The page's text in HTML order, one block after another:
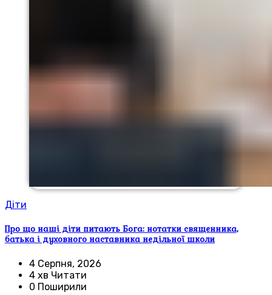
Діти
Про що наші діти питають Бога: нотатки священника,
батька і духовного наставника недільної школи
4 Серпня, 2026
4 хв Читати
0 Поширили